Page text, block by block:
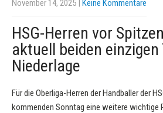
November 14, 2025 Keine Kommentare
HSG-Herren vor
aktuell beiden einzigen
Niederlage
Für die Oberliga-Herren der Handballer der
kommenden Sonntag eine weitere wichtige